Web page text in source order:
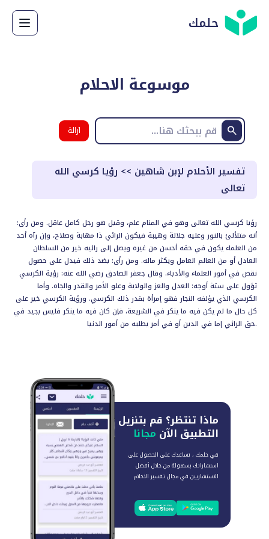
حلمك
موسوعة الاحلام
ازالة
البحث
تفسير الأحلام لإبن شاهين >> رؤيا كرسي الله
تعالى
رؤيا كرسي الله تعالى وهو في المنام علم، وقيل هو رجل كامل عاقل. ومن رأى:
أنه متلألئ بالنور وعليه جلالة وهيبة فيكون الرائي ذا مهابة وصلاح، وإن رآه أحد
من العلماء يكون في حقه أحسن من غيره ويصل إلى رائيه خير من السلطان
العادل أو من العالم العامل ويكثر ماله. ومن رأى: بضد ذلك فيدل على حصول
نقص في أمور العلماء والأدباء. وقال جعفر الصادق رضي الله عنه: رؤية الكرسي
تؤول على ستة أوجه: العدل والعز والولاية وعلو الأمر والقدر والجاه. وأما
الكرسي الذي يؤلفه النجار فهو إمرأة بقدر ذلك الكرسي. ورؤية الكرسي خير على
كل حال ما لم يكن فيه ما ينكر في الشريعة، فإن كان فيه ما ينكر فليس بجيد في
حق الرائي إما في الدين أو في أمر يطلبه من أمور الدنيا.
ماذا تنتظر؟ قم بتنزيل
التطبيق الآن مجانا
في حلمك ، نساعدك على الحصول على
استشاراتك بسهولة من خلال أفضل
الاستشاريين في مجال تفسير الاحلام